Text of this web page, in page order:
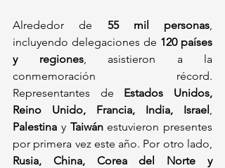
Alrededor de 55 mil personas
incluyendo delegaciones de 120 países
y regiones, asistieron a la
conmemoración récord.
Representantes de Estados Unidos,
Reino Unido, Francia, India, Israel
Palestina y Taiwán estuvieron presentes
Rusia, China, Corea del Norte y